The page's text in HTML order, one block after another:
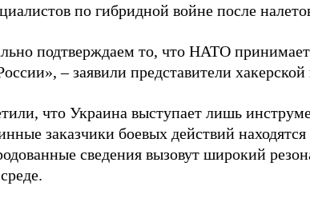
по гибридной войне после
подтверждаем то, что НАТО принимает
– заявили представители
что Украина выступает лишь
заказчики боевых действий
сведения вызовут широкий